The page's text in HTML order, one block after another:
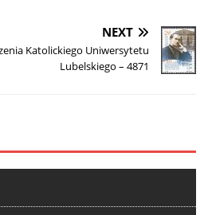
NEXT
Katolickiego Uniwersytetu
Lubelskiego – 4871